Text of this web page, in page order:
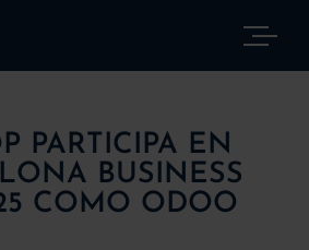
PARTICIPA EN
BUSINESS
COMO ODOO